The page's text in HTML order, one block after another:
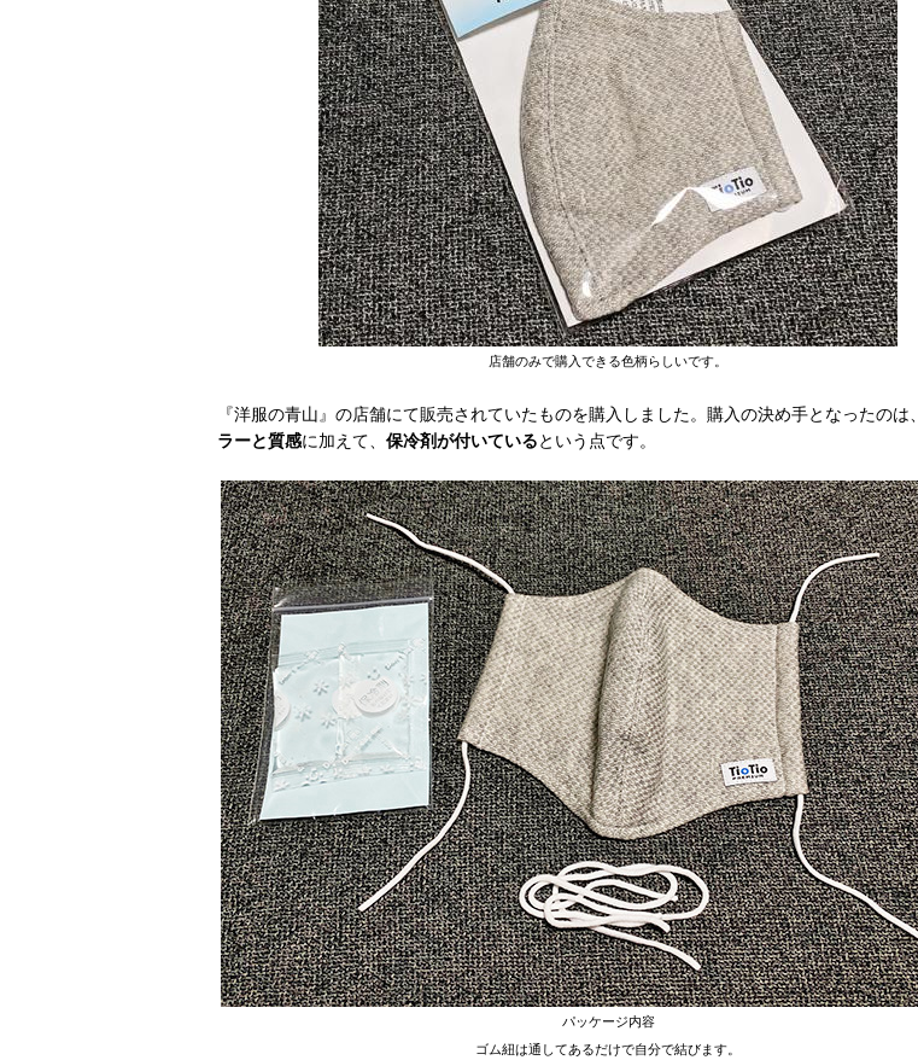
店舗のみで購入できる色柄らしいです。
『洋服の青山』の店舗にて販売されていたものを購入しました。購入の決め手となったのは、
ラーと質感に加えて、 保冷剤が付いているという点です。
パッケージ内容
ゴム紐は通してあるだけで自分で結びます。